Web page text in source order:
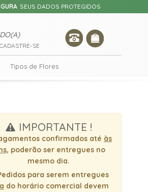
SEUS DADOS PROTEGIDOS
SE
Tipos de Flores
IMPORTANTE !
confirmados até às
, poderão ser entregues no
mesmo dia.
para serem entregues
do horário comercial devem